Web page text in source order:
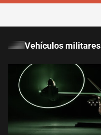
Vehículos militares